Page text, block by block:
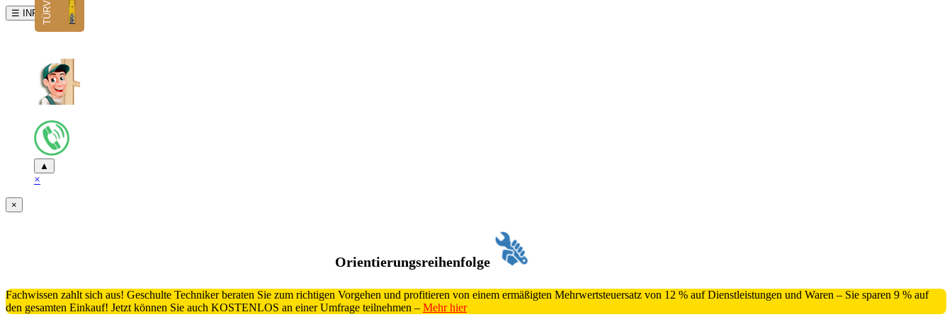
☰ INFO
▲
×
×
Orientierungsreihenfolge
Fachwissen zahlt sich aus! Geschulte Techniker beraten Sie zum richtigen Vorgehen und profitieren von einem ermäßigten Mehrwertsteuersatz von 12 % auf Dienstleistungen und Waren – Sie sparen 9 % auf
den gesamten Einkauf! Jetzt können Sie auch KOSTENLOS an einer Umfrage teilnehmen – Mehr hier